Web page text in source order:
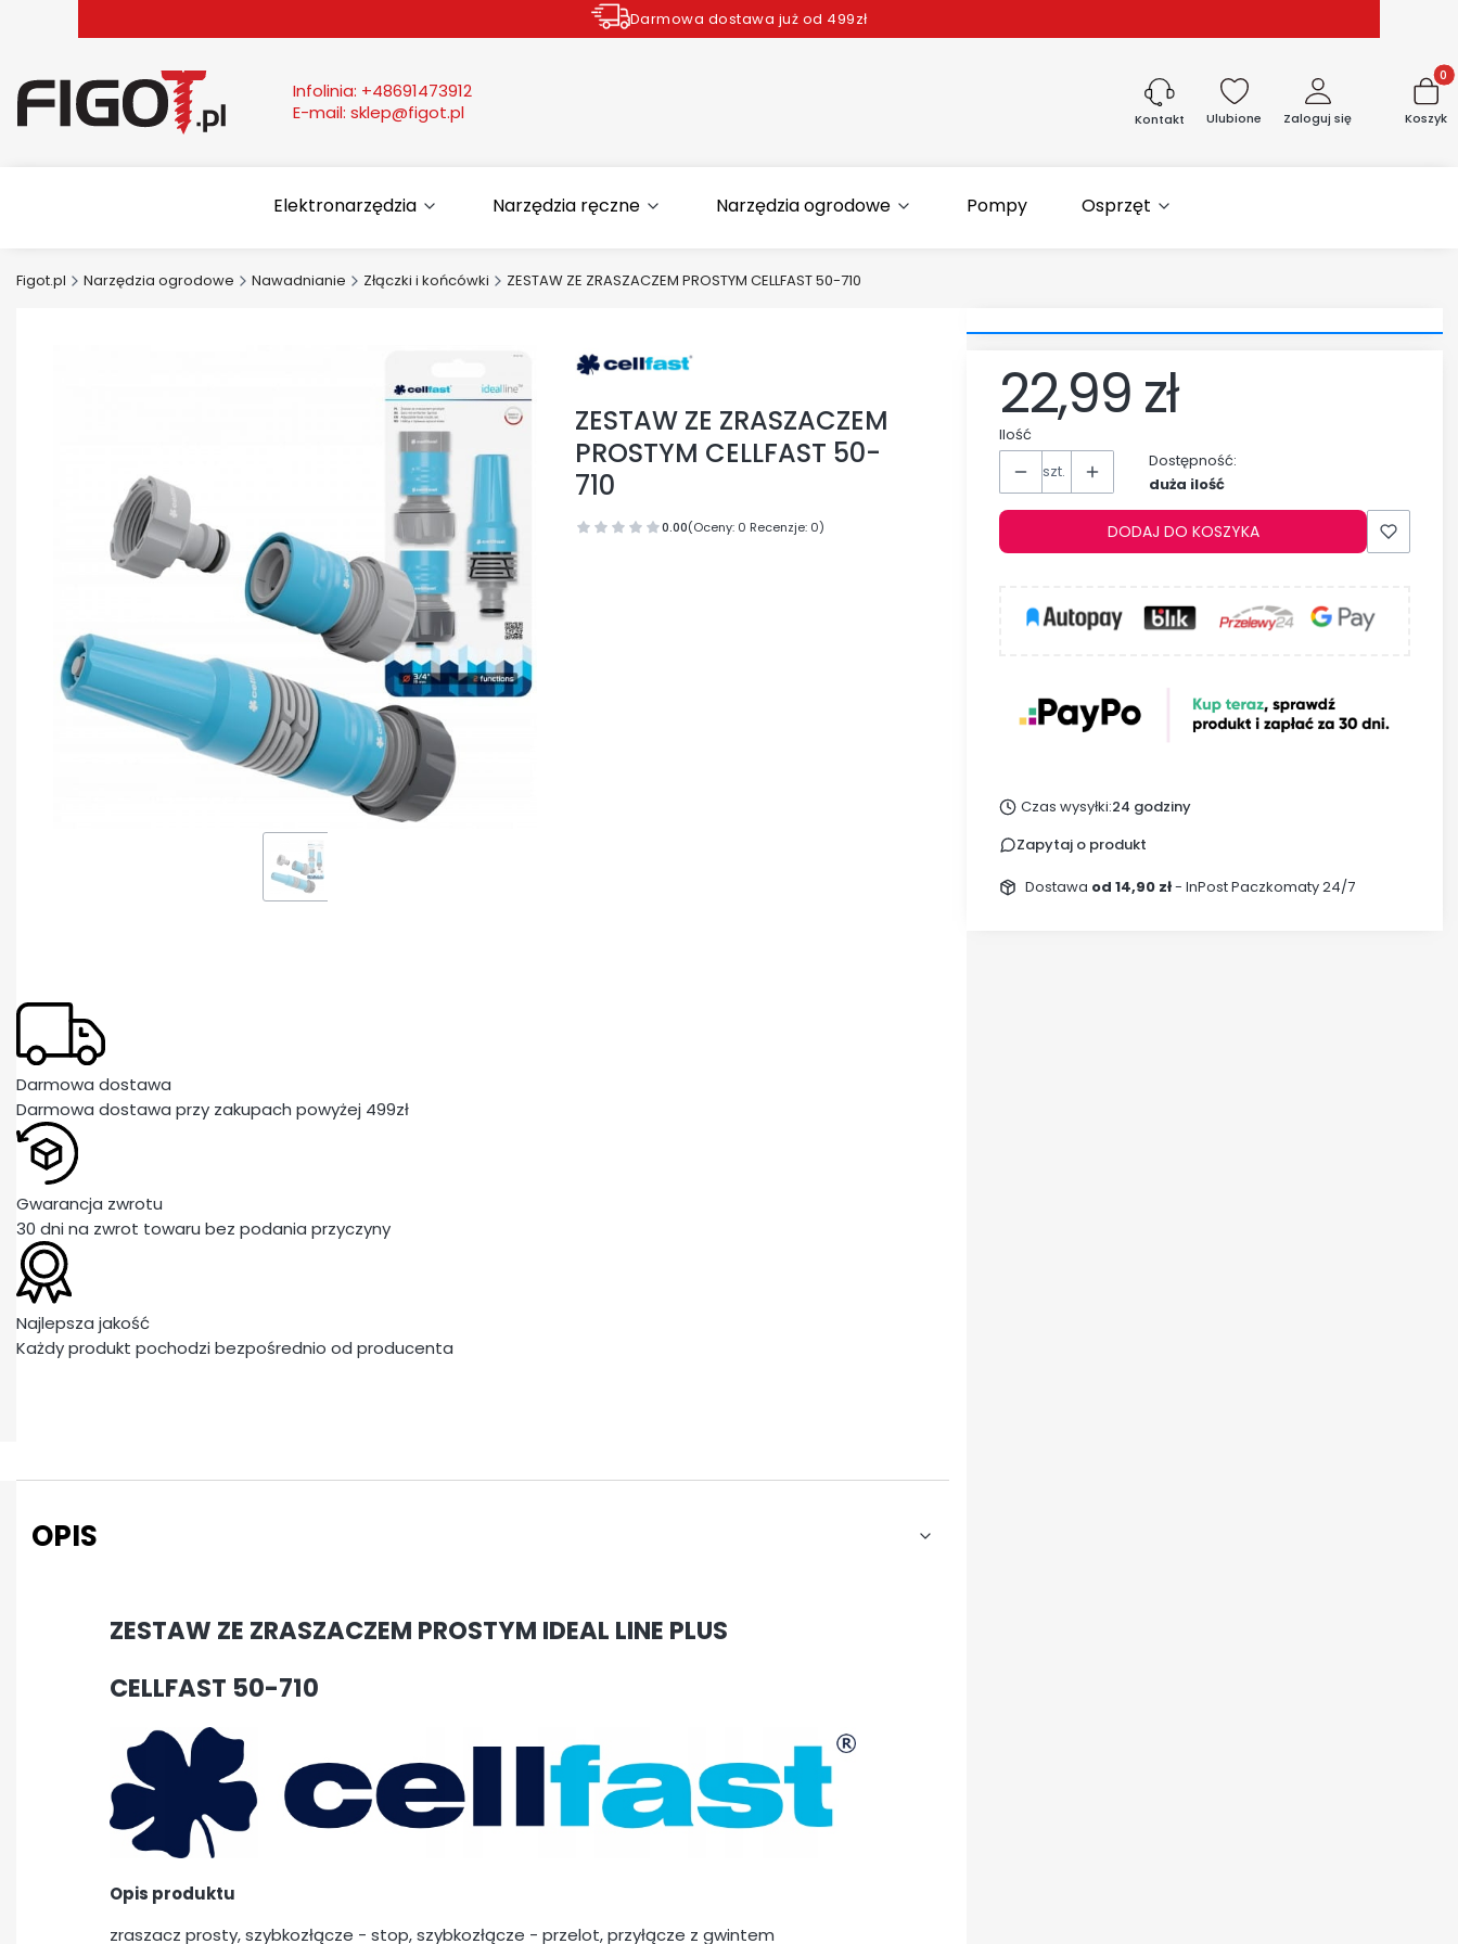
Darmowa dostawa już od 499zł
Infolinia: +48691473912
E-mail: sklep@figot.pl Kontakt Ulubione Zaloguj się Koszyk
Elektronarzędzia Narzędzia ręczne Narzędzia ogrodowe Pompy Osprzęt
Figot.pl Narzędzia ogrodowe Nawadnianie Złączki i końcówki ZESTAW ZE ZRASZACZEM PROSTYM CELLFAST 50-710
ZESTAW ZE ZRASZACZEM
PROSTYM CELLFAST 50-
710
0.00(Oceny: 0 Recenzje: 0)
Darmowa dostawa
Darmowa dostawa przy zakupach powyżej 499zł
Gwarancja zwrotu
30 dni na zwrot towaru bez podania przyczyny
Najlepsza jakość
Każdy produkt pochodzi bezpośrednio od producenta
OPIS
ZESTAW ZE ZRASZACZEM PROSTYM IDEAL LINE PLUS
CELLFAST 50-710
Opis produktu
zraszacz prosty, szybkozłącze - stop, szybkozłącze - przelot, przyłącze z gwintem
Cena
22,99 zł
Ilość
szt.
Dostępność:
duża ilość
DODAJ DO KOSZYKA
Czas wysyłki:24 godziny
Zapytaj o produkt
Dostawa od 14,90 zł- InPost Paczkomaty 24/7